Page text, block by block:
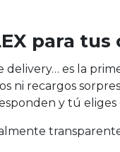
para
delivery… es la
ni recargos
y tú